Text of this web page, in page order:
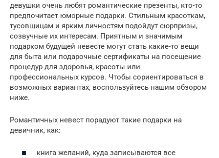
девушки очень любят романтические презенты, кто-то
предпочитает юморные подарки. Стильным красоткам,
тусовщицам и ярким личностям подойдут сюрпризы,
созвучные их интересам. Приятным и значимым
подарком будущей невесте могут стать какие-то вещи
для быта или подарочные сертификаты на посещение
процедур для здоровья, красоты или
профессиональных курсов. Чтобы сориентироваться в
возможных вариантах, воспользуйтесь нашим обзором
ниже.
Романтичных невест порадуют такие подарки на
девичник, как:
книга желаний, куда записываются все